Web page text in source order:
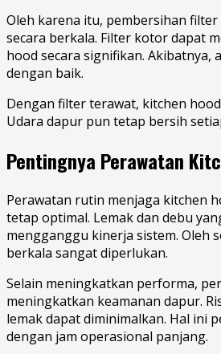
Oleh karena itu, pembersihan
secara berkala. Filter kotor dapat
hood secara signifikan. Akibatnya,
dengan baik.
Dengan filter terawat, kitchen
Udara dapur pun tetap bersih
Pentingnya Perawatan
Perawatan rutin menjaga kitchen
tetap optimal. Lemak dan debu
mengganggu kinerja sistem. Oleh
berkala sangat diperlukan.
Selain meningkatkan performa,
meningkatkan keamanan dapur.
lemak dapat diminimalkan. Hal ini
dengan jam operasional panjang.